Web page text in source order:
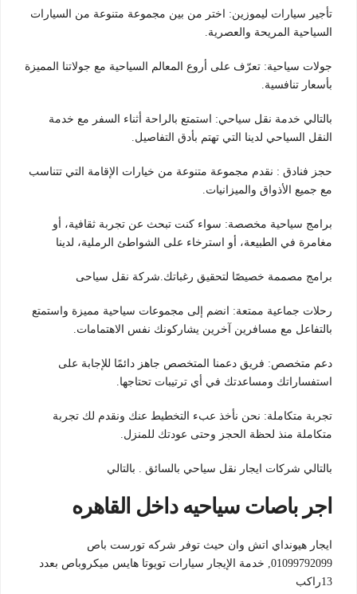
تأجير سيارات ليموزين: اختر من بين مجموعة متنوعة من السيارات
السياحية المريحة والعصرية.
جولات سياحية: تعرّف على أروع المعالم السياحية مع جولاتنا المميزة
بأسعار تنافسية.
بالتالي خدمة نقل سياحي: استمتع بالراحة أثناء السفر مع خدمة
النقل السياحي لدينا التي تهتم بأدق التفاصيل.
حجز فنادق : نقدم مجموعة متنوعة من خيارات الإقامة التي تتناسب
مع جميع الأذواق والميزانيات.
برامج سياحية مخصصة: سواء كنت تبحث عن تجربة ثقافية، أو
مغامرة في الطبيعة، أو استرخاء على الشواطئ الرملية، لدينا
برامج مصممة خصيصًا لتحقيق رغباتك.شركة نقل سياحى
رحلات جماعية ممتعة: انضم إلى مجموعات سياحية مميزة واستمتع
بالتفاعل مع مسافرين آخرين يشاركونك نفس الاهتمامات.
دعم متخصص: فريق دعمنا المتخصص جاهز دائمًا للإجابة على
استفساراتك ومساعدتك في أي ترتيبات تحتاجها.
تجربة متكاملة: نحن نأخذ عبء التخطيط عنك ونقدم لك تجربة
متكاملة منذ لحظة الحجز وحتى عودتك للمنزل.
بالتالي شركات ايجار نقل سياحي بالسائق . بالتالي
اجر باصات سياحيه داخل القاهره
ايجار هيونداي اتش وان حيث توفر شركه تورست باص
01099792099, خدمة الإيجار سيارات تويوتا هايس ميكروباص بعدد
13راكب